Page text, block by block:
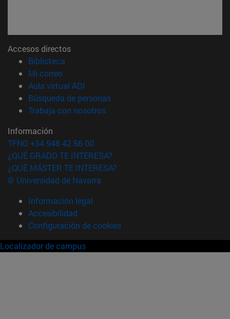
Accesos directos
Biblioteca
Mi correo(abre en nueva ventana)
Aula virtual ADI
Búsqueda de personas(abre en nueva ventana)
Trabaja con nosotros(abre en nueva ventana)
Información
TFNO +34 948 42 56 00
¿QUÉ GRADO TE INTERESA?
¿QUÉ MÁSTER TE INTERESA?
© Universidad de Navarra
Información legal
Accesibilidad
Configuración de cookies
Localizador de campus